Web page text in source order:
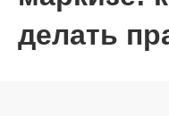
делать